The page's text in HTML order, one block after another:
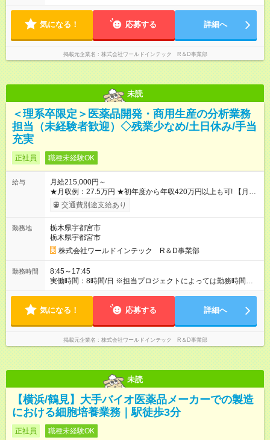
あり 試用期間の長さ：3ヶ月 雇用形態、給与は本採用時と同じ
です。
なる事もありますので、双方合意の上で決定いたします。 ※超
気になる！ 応募する 詳細へ
掲載元企業名 株式会社ワールドインテック R＆D事業部
未読
＜理系卒限定＞医薬品開発・商用生産の分析業務
担当（未経験者歓迎）◇残業少なめ/土日休み/手当
充実
正社員 職種未経験OK
給与
月給215,000円～
★月収例：27.5万円 ★初年度から年収420万円以上も可! 【月
給】21万5000円×12ヶ月 【家賃補助】6.7万円×12ヶ月 ※最大
【賞与】4ヶ月分（4.5ヶ月分の実績も!）
この収入が手堅く狙えます。資格手当の支給や、年2回分の帰省
費用全額負担も! ★あなたの頑張りを給与に反映！ 案件ごとでは
なく、スキルの向上・資格取得・社内試験の結果、配属先での
評価などを給与に反映。研究者としての努力がしっかり報われ
る体制です！ ※別途賞与年2回支給（昨年度実績は約3.8～4.5ヶ
月分）。 ※残業代は別途全額支給いたします。 ※年齢、スキ
あり 試用期間の長さ：3ヶ月 雇用形態、給与は本採用時と同じ
です。
交通費別途支給あり
勤務地
栃木県宇都宮市
栃木県宇都宮市
株式会社ワールドインテック R＆D事業部
勤務時間
8:45～17:45
実働時間：8時間/日 ※担当プロジェクトによっては勤務時間が異
なる事もありますので、双方合意の上で決定いたします。 ※超
気になる！ 応募する 詳細へ
掲載元企業名 株式会社ワールドインテック R＆D事業部
未読
【横浜/鶴見】大手バイオ医薬品メーカーでの製造
における細胞培養業務｜駅徒歩3分
正社員 職種未経験OK